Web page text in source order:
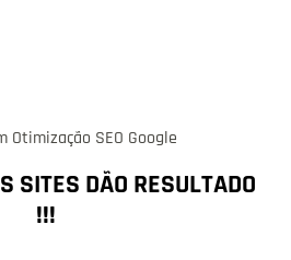
Otimização SEO Google
SITES DÃO RESULTADO
!!!